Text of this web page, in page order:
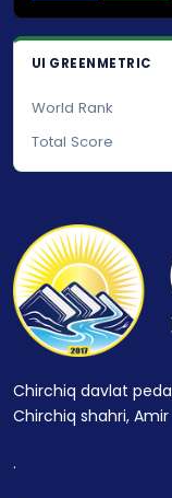
UI GREENMETRIC
World Rank
Total Score
Chirchiq davlat
Chirchiq shahri,
.